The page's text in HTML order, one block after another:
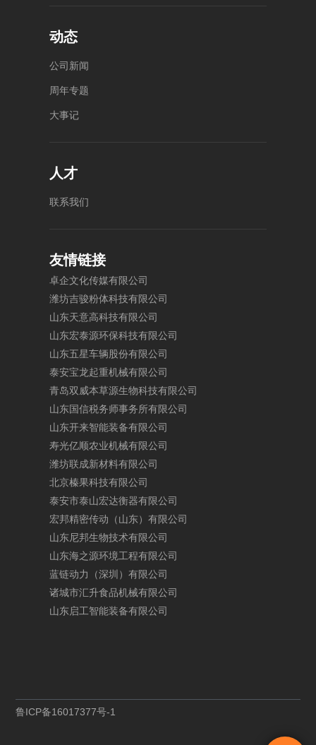
动态
公司 新闻
周年专题
大事记
人才
联系我们
友情链接
卓企文化传媒有限公司
潍坊吉骏粉体科技有限公司
山东天意高科技有限公司
山东宏泰源环保科技有限公司
山东五星车辆股份有限公司
泰安宝龙起重机械有限公司
青岛双 威本草源生物科技有限公司
山东国信税务师事务所有限公司
山东开来智能装备有限公司
寿光亿顺农业机械有限公司
潍坊联成新材料有限公司
北京榛果科技有限公司
泰安市泰山宏达衡器有限公司
宏邦精密传动 （山东） 有限公司
山东尼邦生物技术有限公司
山东海之源环境工程有限公司
蓝链动力 （深圳 ） 有限公司
诸城市汇升食品机械有限公司
山东启工智能装备有限公司
鲁ICP备16017377号-1